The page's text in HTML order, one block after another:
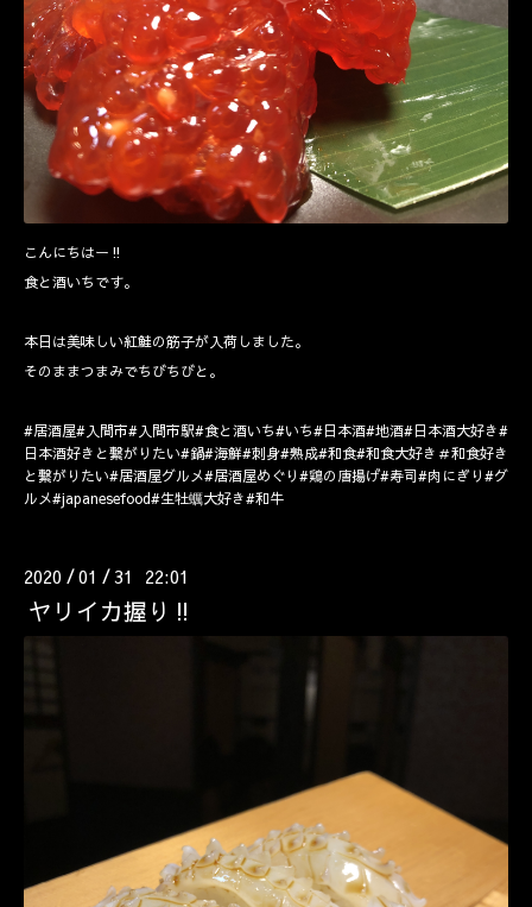
こんにちはー‼️
食と酒いちです。
本日は美味しい紅鮭の筋子が入荷しました。
そのままつまみでちびちびと。
#居酒屋#入間市#入間市駅#食と酒いち#いち#日本酒#地酒#日本酒大好き#
日本酒好きと繋がりたい#鍋#海鮮#刺身#熟成#和食#和食大好き＃和食好き
と繋がりたい#居酒屋グルメ#居酒屋めぐり#鶏の唐揚げ#寿司#肉にぎり#グ
ルメ#japanesefood#生牡蠣大好き#和牛
2020 /01 /31 22:01
ヤリイカ握り‼️